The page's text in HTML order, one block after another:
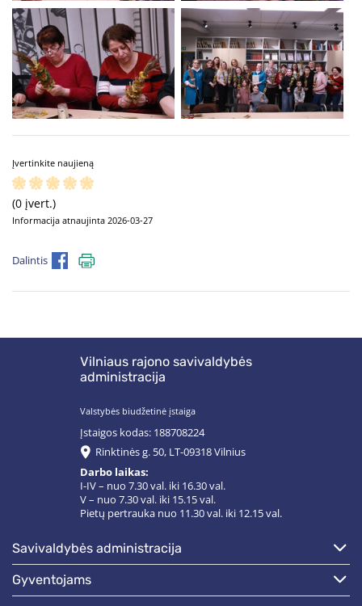
Įvertinkite naujieną
(0 įvert.)
Informacija atnaujinta 2026-03-27
Dalintis
Vilniaus rajono savivaldybės
administracija
Valstybės biudžetinė įstaiga
Įstaigos kodas: 188708224
Rinktinės g. 50, LT-09318 Vilnius
Darbo laikas:
I-IV – nuo 7.30 val. iki 16.30 val.
V – nuo 7.30 val. iki 15.15 val.
Pietų pertrauka nuo 11.30 val. iki 12.15 val.
savivaldybės administracija
gyventojams